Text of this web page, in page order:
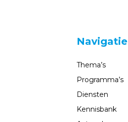
Navigatie
Thema’s
Programma’s
Diensten
Kennisbank